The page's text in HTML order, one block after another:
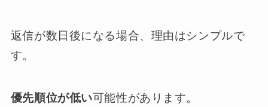
返信が数日後になる場合、理由はシンプルで
す。
優先順位が低い可能性があります。